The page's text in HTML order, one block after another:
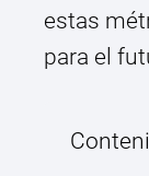
estas
para el